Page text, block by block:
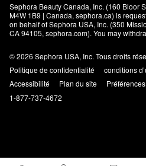
Sephora Beauty Canada, Inc. (160 Bloor
M4W 1B9 | Canada, sephora.ca) is
on behalf of Sephora USA, Inc. (350
CA 94105, sephora.com). You may
© 2026 Sephora USA, Inc. Tous droits
Politique de confidentialité
conditions
Accessibilité
Plan du site
1-877-737-4672